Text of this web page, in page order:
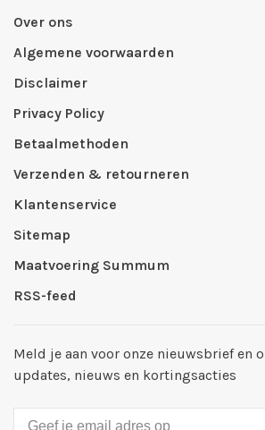
Over ons
Algemene voorwaarden
Disclaimer
Privacy Policy
Betaalmethoden
Verzenden & retourneren
Klantenservice
Sitemap
Maatvoering Summum
RSS-feed
Meld je aan voor onze nieuwsbrief en
updates, nieuws en kortingsacties